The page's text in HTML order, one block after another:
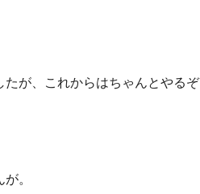
が、これからはちゃんとやる
。